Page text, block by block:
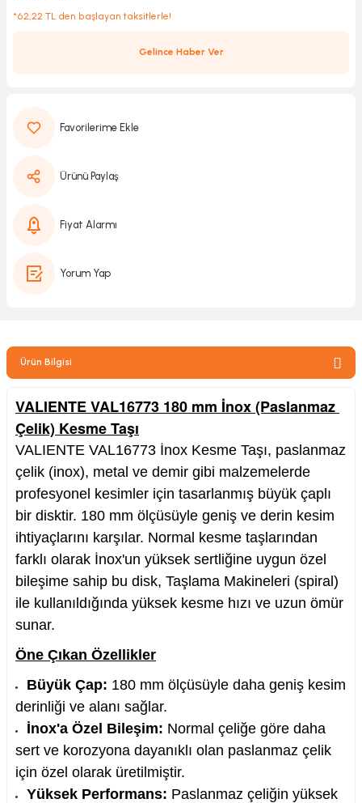
*62,22 TL den başlayan taksitlerle!
Gelince Haber Ver
Ürünü Paylaş
Fiyat Alarmı
Yorum Yap
Ürün Bilgisi
VALIENTE VAL16773 180 mm İnox (Paslanmaz
Çelik) Kesme Taşı
VALIENTE VAL16773 İnox Kesme Taşı, paslanmaz
çelik (inox), metal ve demir gibi malzemelerde
profesyonel kesimler için tasarlanmış büyük çaplı
bir disktir. 180 mm ölçüsüyle geniş ve derin kesim
ihtiyaçlarını karşılar. Normal kesme taşlarından
farklı olarak İnox'un yüksek sertliğine uygun özel
bileşime sahip bu disk, Taşlama Makineleri (spiral)
ile kullanıldığında yüksek kesme hızı ve uzun ömür
sunar.
Öne Çıkan Özellikler
Büyük Çap: 180 mm ölçüsüyle daha geniş kesim
derinliği ve alanı sağlar.
İnox'a Özel Bileşim: Normal çeliğe göre daha
sert ve korozyona dayanıklı olan paslanmaz çelik
için özel olarak üretilmiştir.
Yüksek Performans: Paslanmaz çeliğin yüksek